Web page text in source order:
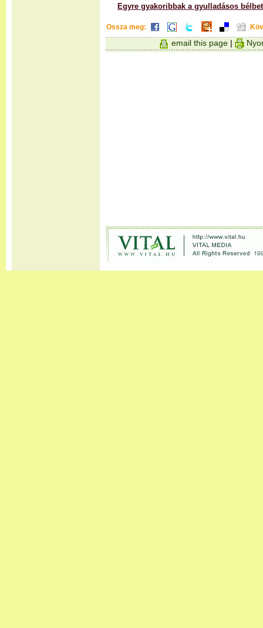
Egyre gyakoribbak a gyulladásos
Ossza meg:
email this page |